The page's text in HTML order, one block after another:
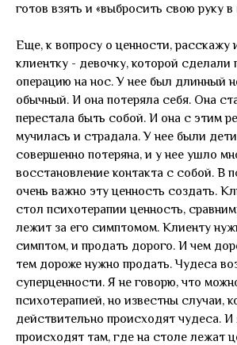
готов взять и «выбросить свою руку в
Еще, к вопросу о ценности, расскажу
клиентку - девочку, которой сделали
операцию на нос. У нее был длинный
обычный. И она потеряла себя. Она
перестала быть собой. И она с этим
мучилась и страдала. У нее были
совершенно потеряна, и у нее ушло
восстановление контакта с собой. В
очень важно эту ценность создать.
стол психотерапии ценность,
лежит за его симптомом. Клиенту
симптом, и продать дорого. И чем
тем дороже нужно продать. Чудеса
суперценности. Я не говорю, что
психотерапией, но известны случаи,
действительно происходят чудеса.
происходят там, где на столе лежат